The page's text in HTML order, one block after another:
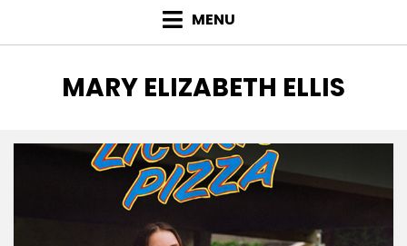
MENU
TAG
:
MARY ELIZABETH ELLIS